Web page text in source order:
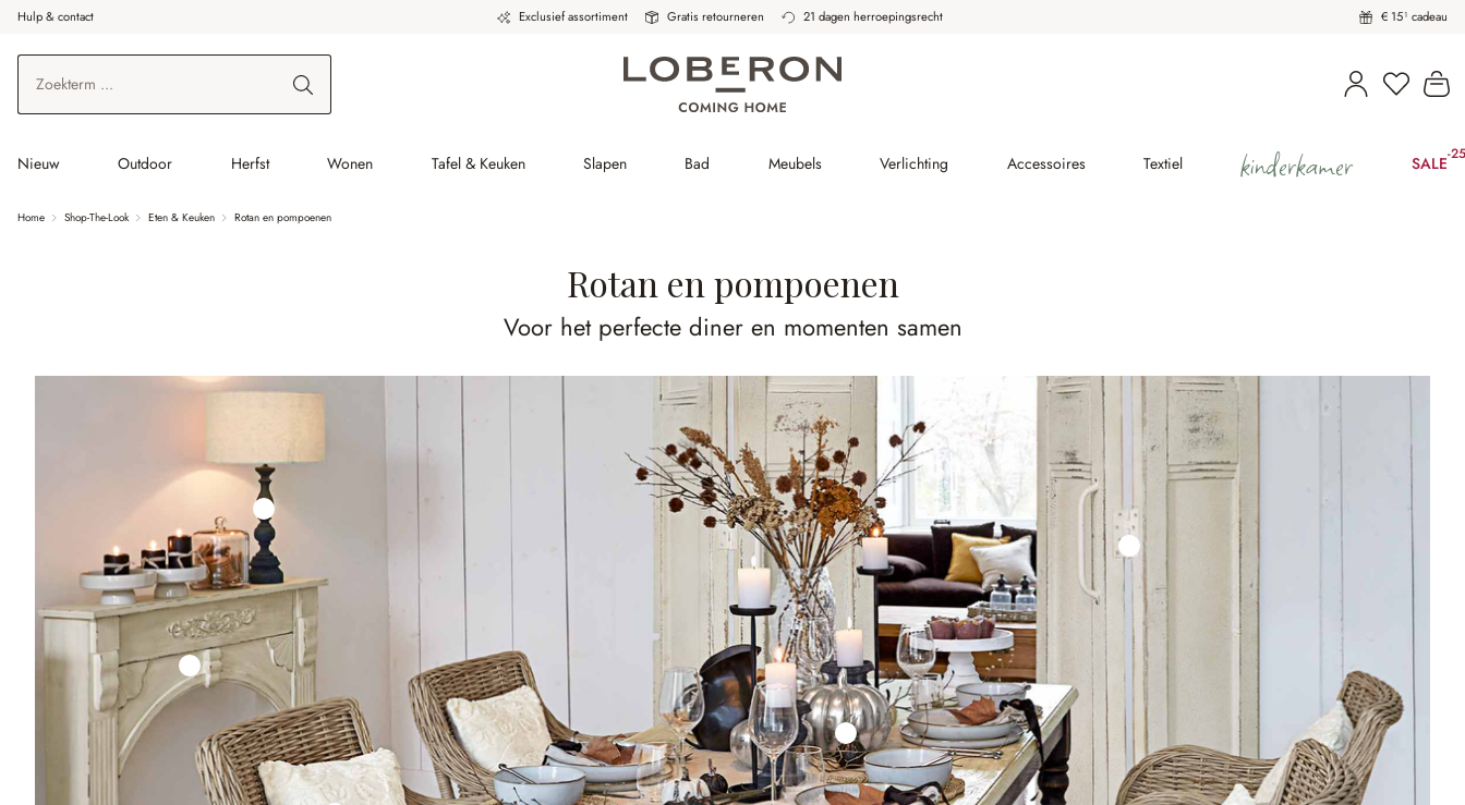
de hoofdinhoud
Ga naar zoeken
Ga naar de hoofdnavigatie
Hulp & contact Exclusief assortiment Gratis retourneren 21 dagen herroepingsrecht € 15¹ cadeau
U heeft
Nieuw Outdoor Herfst Wonen Tafel & Keuken Slapen Bad Meubels Verlichting Accessoires Textiel kinderkamer SALE-
Home Shop-The-Look Eten & Keuken Rotan en pompoenen
Rotan en pompoenen
Voor het perfecte diner en momenten samen